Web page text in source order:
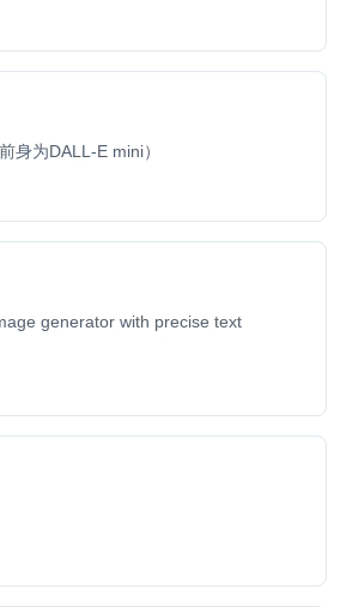
身为DALL-E mini）
generator with precise text